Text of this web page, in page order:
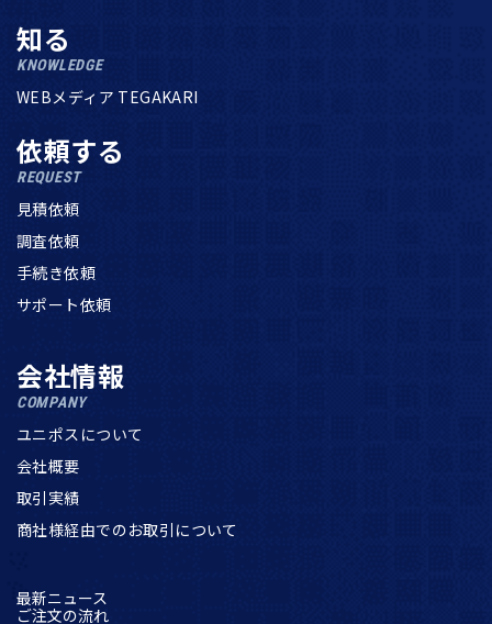
知る
KNOWLEDGE
WEBメディア TEGAKARI
依頼する
REQUEST
見積依頼
調査依頼
手続き依頼
サポート依頼
会社情報
COMPANY
ユニポスについて
会社概要
取引実績
商社様経由でのお取引について
最新ニュース
ご注文の流れ